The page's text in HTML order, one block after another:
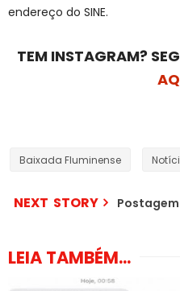
endereço do SINE.
TEM INSTAGRAM?
Baixada Fluminense
NEXT STORY
LEIA TAMBÉM...